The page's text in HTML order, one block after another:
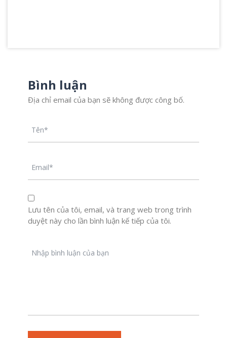
Bình luận
Địa chỉ email của bạn sẽ không được công bố.
Lưu tên của tôi, email, và trang web trong trình
duyệt này cho lần bình luận kế tiếp của tôi.